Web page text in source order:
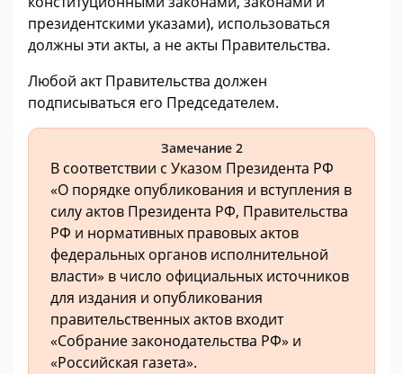
президентскими указами), использоваться
должны эти акты, а не акты Правительства.
Любой акт Правительства должен
подписываться его Председателем.
Замечание 2
В соответствии с Указом Президента РФ
«О порядке опубликования и вступления в
силу актов Президента РФ, Правительства
РФ и нормативных правовых актов
федеральных органов исполнительной
власти» в число официальных источников
для издания и опубликования
правительственных актов входит
«Собрание законодательства РФ» и
«Российская газета».